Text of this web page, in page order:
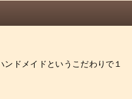
ドメイドというこだわりで１